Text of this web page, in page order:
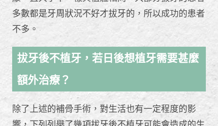
多數都是牙周狀況不好才拔牙的，所以成功的患者
不多。
拔牙後不植牙，若日後想植牙需要甚麼
額外治療？
除了上述的補骨手術，對生活也有一定程度的影